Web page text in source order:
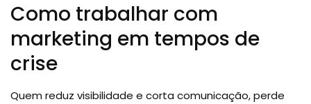
Como trabalhar com
marketing em tempos de
crise
Quem reduz visibilidade e corta comunicação, perde